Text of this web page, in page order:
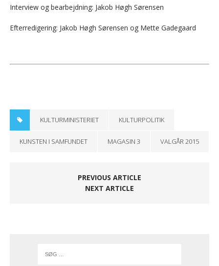
Interview og bearbejdning: Jakob Høgh Sørensen
Efterredigering: Jakob Høgh Sørensen og Mette Gadegaard
KULTURMINISTERIET KULTURPOLITIK
KUNSTEN I SAMFUNDET MAGASIN 3 VALGÅR 2015
PREVIOUS ARTICLE
NEXT ARTICLE